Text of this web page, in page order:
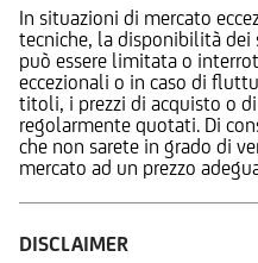
In situazioni di mercato
tecniche, la disponibilità
può essere limitata o
eccezionali o in caso di
titoli, i prezzi di acquisto o
regolarmente quotati. Di
che non sarete in grado di
mercato ad un prezzo
DISCLAIMER